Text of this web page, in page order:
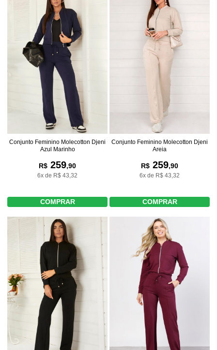
Conjunto Feminino Molecotton Djeni
Azul Marinho
R$ 259,90
6x de R$ 43,32
COMPRAR
Conjunto Feminino Molecotton Djeni
Areia
R$ 259,90
6x de R$ 43,32
COMPRAR